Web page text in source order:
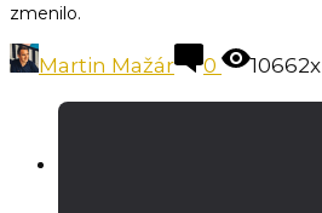
zmenilo.
Martin Mažár 0 10662x